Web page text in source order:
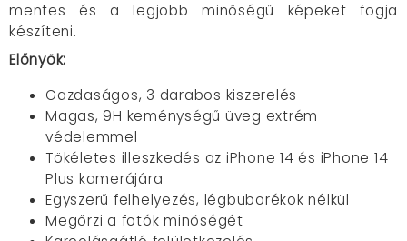
mentes és a legjobb minőségű képeket fogja
készíteni.
Előnyök:
Gazdaságos, 3 darabos kiszerelés
Magas, 9H keménységű üveg extrém
védelemmel
Tökéletes illeszkedés az iPhone 14 és iPhone 14
Plus kamerájára
Egyszerű felhelyezés, légbuborékok nélkül
Megőrzi a fotók minőségét